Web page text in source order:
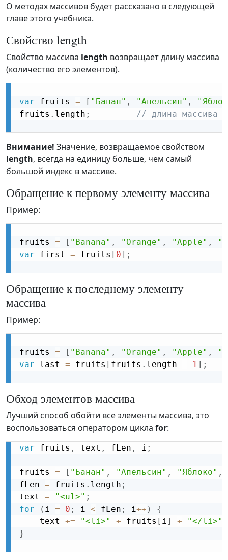
О методах массивов будет рассказано в следующей
главе этого учебника.
Свойство length
Свойство массива length возвращает длину массива
(количество его элементов).
var fruits = [ "Банан" , "Апельсин" ,
fruits . length ; // длина массива
Внимание! Значение, возвращаемое свойством
length, всегда на единицу больше, чем самый
большой индекс в массиве.
Обращение к первому элементу массива
Пример:
fruits = [ "Banana" , "Orange" , "Apple" ,
var first = fruits [ 0] ;
Обращение к последнему элементу
массива
Пример:
fruits = [ "Banana" , "Orange" , "Apple" ,
var last = fruits [ fruits . length - 1] ;
Обход элементов массива
Лучший способ обойти все элементы массива, это
воспользоваться оператором цикла for:
var fruits , text , fLen , i ;
fruits = [ "Банан" , "Апельсин" , "Яблоко" ,
fLen = fruits . length ;
text = "<ul>" ;
for
( i = 0 ; i < fLen ; i++ )
{
    text
+= "<li>" + fruits [ i] + "</li>"
}